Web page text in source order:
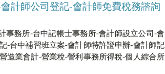
計師公司登記-會計師免費稅務諮詢
事務所-台中記帳士事務所-會計師設立公司-會
-台中補習班立案-會計師特許證申辦-會計師記
造業會計-營業稅-謍利事務所得稅-個人綜合所